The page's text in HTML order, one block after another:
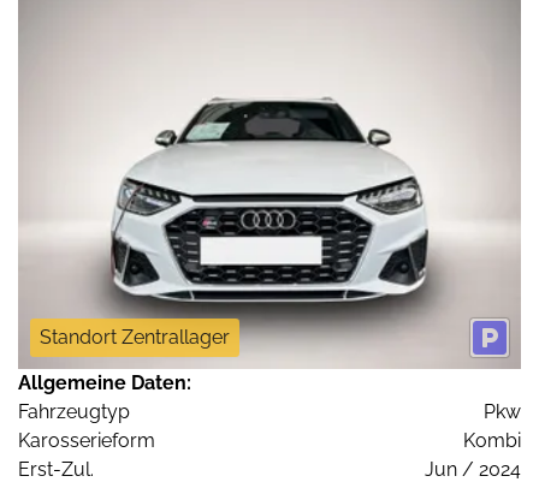
Standort Zentrallager
Allgemeine Daten:
Fahrzeugtyp
Pkw
Karosserieform
Kombi
Erst-Zul.
Jun / 2024